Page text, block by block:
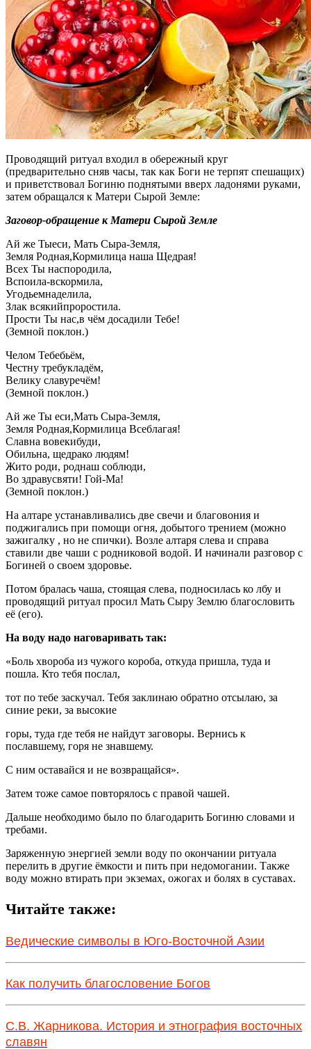
Проводящий ритуал входил в обережный круг
(предварительно сняв часы, так как Боги не терпят спешащих)
и приветствовал Богиню поднятыми вверх ладонями руками,
затем обращался к Матери Сырой Земле:
Заговор-обращение к Матери Сырой Земле
Ай же Тыеси, Мать Сыра-Земля,
Земля Родная,Кормилица наша Щедрая!
Всех Ты наспородила,
Вспоила-вскормила,
Угодьемнаделила,
Злак всякийпроростила.
Прости Ты нас,в чём досадили Тебе!
(Земной поклон.)
Челом Тебебьём,
Честну требукладём,
Велику славуречём!
(Земной поклон.)
Ай же Ты еси,Мать Сыра-Земля,
Земля Родная,Кормилица Всеблагая!
Славна вовекибуди,
Обильна, щедрако людям!
Жито роди, роднаш соблюди,
Во здравусвяти! Гой-Ма!
(Земной поклон.)
На алтаре устанавливались две свечи и благовония и
поджигались при помощи огня, добытого трением (можно
зажигалку , но не спички). Возле алтаря слева и справа
ставили две чаши с родниковой водой. И начинали разговор с
Богиней о своем здоровье.
Потом бралась чаша, стоящая слева, подносилась ко лбу и
проводящий ритуал просил Мать Сыру Землю благословить
её (его).
На воду надо наговаривать так:
«Боль хвороба из чужого короба, откуда пришла, туда и
пошла. Кто тебя послал,
тот по тебе заскучал. Тебя заклинаю обратно отсылаю, за
синие реки, за высокие
горы, туда где тебя не найдут заговоры. Вернись к
пославшему, горя не знавшему.
С ним оставайся и не возвращайся».
Затем тоже самое повторялось с правой чашей.
Дальше необходимо было по благодарить Богиню словами и
требами.
Заряженную энергией земли воду по окончании ритуала
перелить в другие ёмкости и пить при недомогании. Также
воду можно втирать при экземах, ожогах и болях в суставах.
Читайте также:
Ведические символы в Юго-Восточной Азии
Как получить благословение Богов
С.В. Жарникова. История и этнография восточных
славян